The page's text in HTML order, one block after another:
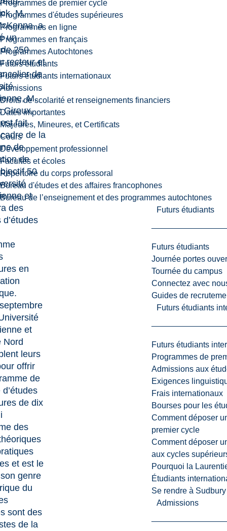
Programmes de premier cycle
Programmes d'études supérieures
Programmes en ligne
Programmes en français
Programmes Autochtones
Futurs étudiants
Futurs étudiants internationaux
Admissions
Droits de scolarité et renseignements financiers
Dates importantes
Majeures, Mineures, et Certificats
Cours
Développement professionnel
Facultés et écoles
Répertoire du corps professoral
Bureau d'études et des affaires francophones
Bureau de l’enseignement et des programmes autochtones
Futurs étudiants
Futurs étudiants
Journée portes
Tournée du campus
Connectez avec
Guides de
Futurs étudiants
Futurs étudiants
Programmes de
Admissions aux
Exigences
Frais internationaux
Bourses pour les
Comment déposer
premier cycle
Comment déposer
aux cycles
Pourquoi la
Étudiants
Se rendre à Sudbury
Admissions
M.
a
un
250
recteur et
de
M.
Giroux.
fait
de la
de
de
50
et
des
en
et
Nord
leurs
offrir
de
de dix
des
et est le
genre
du
sont des
de la